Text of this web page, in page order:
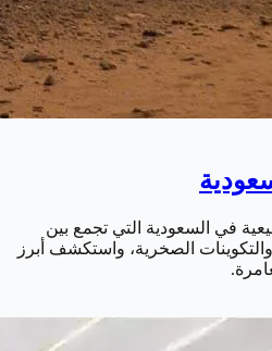
في السعودية التي تجمع بين
الصخرية، واستكشف أبرز